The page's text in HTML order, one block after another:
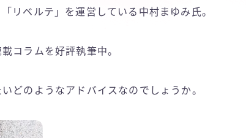
リベルテ」を運営している中村まゆみ氏。
コラムを好評執筆中。
どのようなアドバイスなのでしょうか。